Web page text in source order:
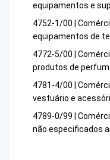
equipamentos e
4752-1/00 |
equipamentos de
4772-5/00 |
produtos de
4781-4/00 |
vestuário e
4789-0/99 |
não especificados